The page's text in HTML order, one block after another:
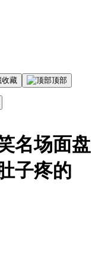
收藏 顶部
名场面盘
子疼的